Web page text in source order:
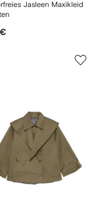
Jasleen Maxikleid